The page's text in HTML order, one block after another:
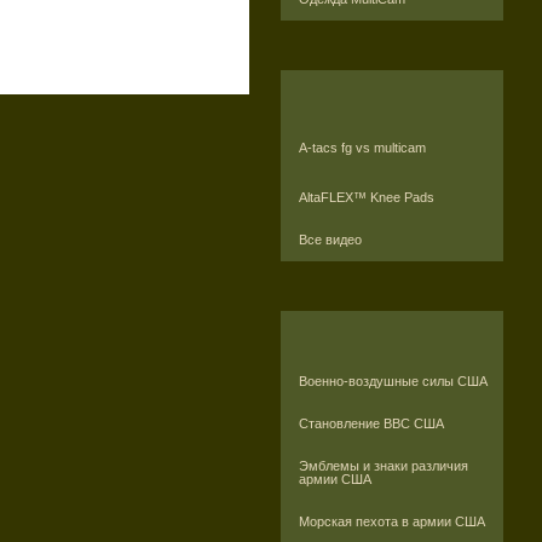
A-tacs fg vs multicam
AltaFLEX™ Knee Pads
Все видео
Военно-воздушные силы США
Становление ВВС США
Эмблемы и знаки различия
армии США
Морская пехота в армии США